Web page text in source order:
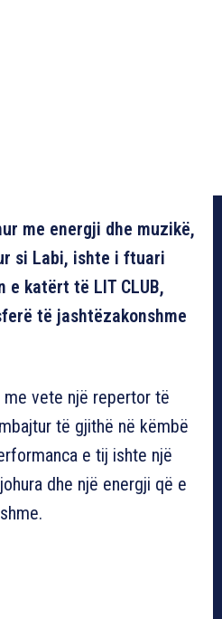
me energji dhe muzikë,
si Labi, ishte i ftuari
katërt të LIT CLUB,
të jashtëzakonshme
me vete një repertor të
të gjithë në këmbë
e tij ishte një
dhe një energji që e